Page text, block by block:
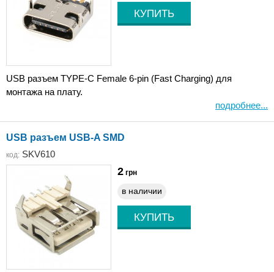
USB разъем TYPE-C Female 6-pin (Fast Charging) для
монтажа на плату.
подробнее...
USB разъем USB-A SMD
код: SKV610
2 грн
в наличии